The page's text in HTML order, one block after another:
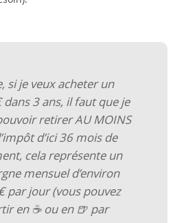
si je veux acheter un
dans 3 ans, il faut que je
retirer AU MOINS
d’ici 36 mois de
cela représente un
mensuel d’environ
par jour (vous pouvez
en ☕️ ou en 🍺 par